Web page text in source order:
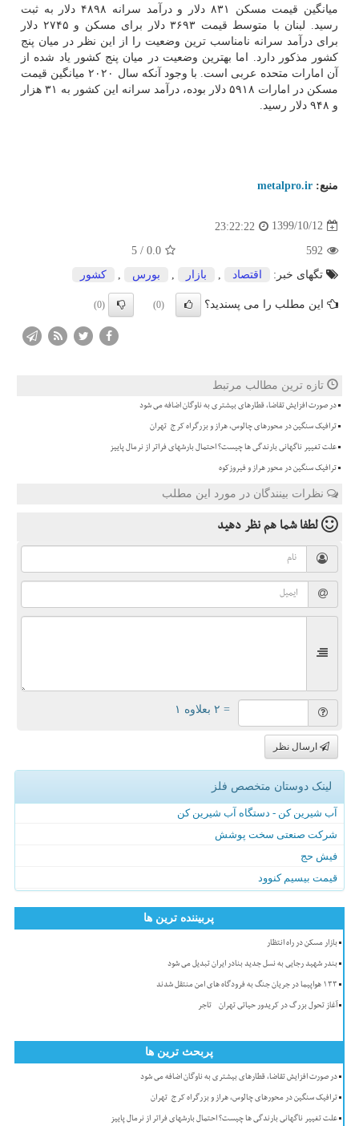
میانگین قیمت مسکن ۸۳۱ دلار و درآمد سرانه ۴۸۹۸ دلار به ثبت
رسید. لبنان با متوسط قیمت ۳۶۹۳ دلار برای مسکن و ۲۷۴۵ دلار
برای درآمد سرانه نامناسب ترین وضعیت را از این نظر در میان پنج
کشور مذکور دارد. اما بهترین وضعیت در میان پنج کشور یاد شده از
آن امارات متحده عربی است. با وجود آنکه سال ۲۰۲۰ میانگین قیمت
مسکن در امارات ۵۹۱۸ دلار بوده، درآمد سرانه این کشور به ۳۱ هزار
و ۹۴۸ دلار رسید.
منبع: metalpro.ir
1399/10/12
23:22:22
592
0.0
/
5
تگهای خبر:
اقتصاد بازار بورس كشور
این مطلب را می پسندید؟ (0)
(0)
تازه ترین مطالب مرتبط
در صورت افزایش تقاضا، قطارهای بیشتری به ناوگان اضافه می شود
ترافیک سنگین در محورهای چالوس، هراز و بزرگراه کرج-تهران
علت تغییر ناگهانی بارندگی ها چیست؟ احتمال بارشهای فراتر از نرمال پاییز
ترافیک سنگین در محور هراز و فیروزکوه
نظرات بینندگان در مورد این مطلب
لطفا شما هم نظر دهید
= ۲ بعلاوه ۱
ارسال نظر
لینک دوستان متخصص فلز
آب شیرین کن - دستگاه آب شیرین کن
شرکت صنعتی سخت پوشش
فیش حج
قیمت بیسیم کنوود
پربیننده ترین ها
بازار مسکن در راه انتظار
بندر شهید رجایی به نسل جدید بنادر ایران تبدیل می شود
۱۳۳ هواپیما در جریان جنگ به فرودگاه های امن منتقل شدند
آغاز تحول بزرگ در کریدور حیاتی تهران - تاجر
پربحث ترین ها
در صورت افزایش تقاضا، قطارهای بیشتری به ناوگان اضافه می شود
ترافیک سنگین در محورهای چالوس، هراز و بزرگراه کرج-تهران
علت تغییر ناگهانی بارندگی ها چیست؟ احتمال بارشهای فراتر از نرمال پاییز